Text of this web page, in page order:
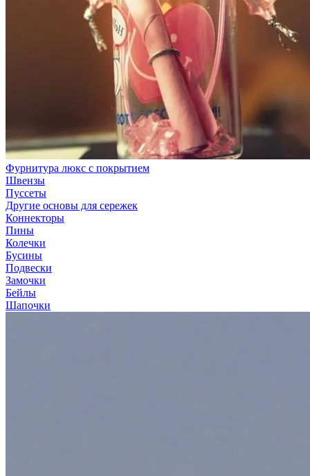
Фурнитура люкс с покрытием
Швензы
Пуссеты
Другие основы для сережек
Коннекторы
Пины
Колечки
Бусины
Подвески
Замочки
Бейлы
Шапочки